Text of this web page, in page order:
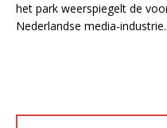
het park weerspiegelt de
Nederlandse media-industrie.